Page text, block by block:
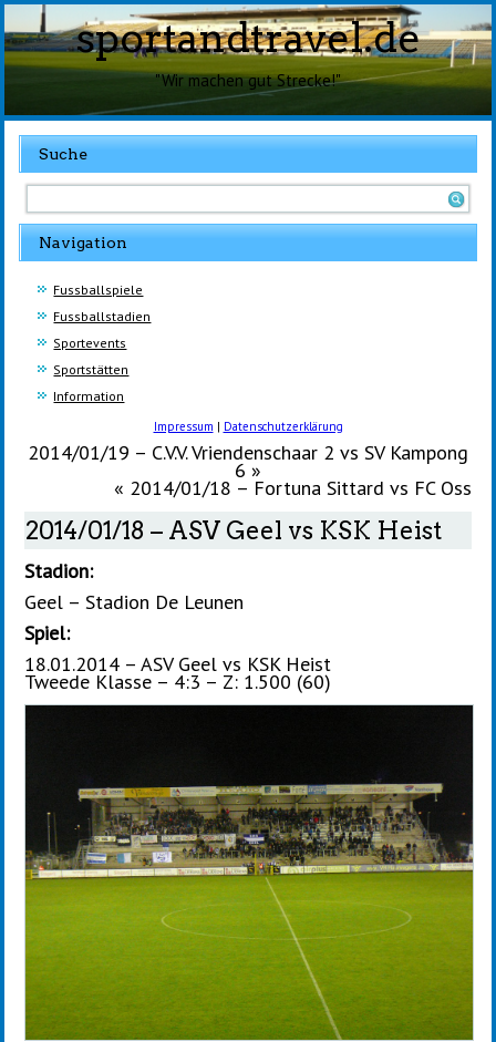
sportandtravel.de
"Wir machen gut Strecke!"
Suche
Navigation
Fussballspiele
Fussballstadien
Sportevents
Sportstätten
Information
Impressum | Datenschutzerklärung
2014/01/19 – C.V.V. Vriendenschaar 2 vs SV Kampong
6 »
« 2014/01/18 – Fortuna Sittard vs FC Oss
2014/01/18 – ASV Geel vs KSK Heist
Stadion:
Geel – Stadion De Leunen
Spiel:
18.01.2014 – ASV Geel vs KSK Heist
Tweede Klasse – 4:3 – Z: 1.500 (60)